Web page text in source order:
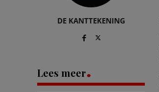
DE KANTTEKENING
Lees meer